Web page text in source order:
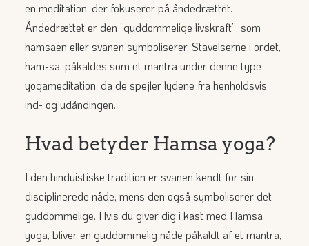
en meditation, der fokuserer på åndedrættet.
Åndedrættet er den ”guddommelige livskraft”, som
hamsaen eller svanen symboliserer. Stavelserne i ordet,
ham-sa, påkaldes som et mantra under denne type
yogameditation, da de spejler lydene fra henholdsvis
ind- og udåndingen.
Hvad betyder Hamsa yoga?
I den hinduistiske tradition er svanen kendt for sin
disciplinerede nåde, mens den også symboliserer det
guddommelige. Hvis du giver dig i kast med Hamsa
yoga, bliver en guddommelig nåde påkaldt af et mantra,